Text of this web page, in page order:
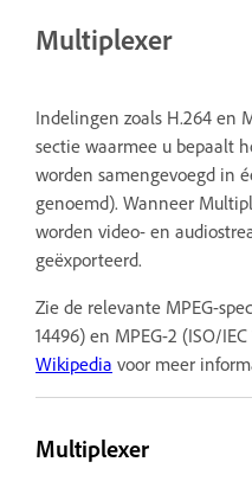
Multiplexer
Indelingen zoals H.264 en
sectie waarmee u bepaalt
worden samengevoegd in
genoemd). Wanneer
worden video- en
geëxporteerd.
Zie de relevante MPEG-
14496) en MPEG-2 (ISO/IEC
Wikipedia voor meer
Multiplexer